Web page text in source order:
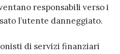
responsabili verso i
l’utente danneggiato.
di servizi finanziari